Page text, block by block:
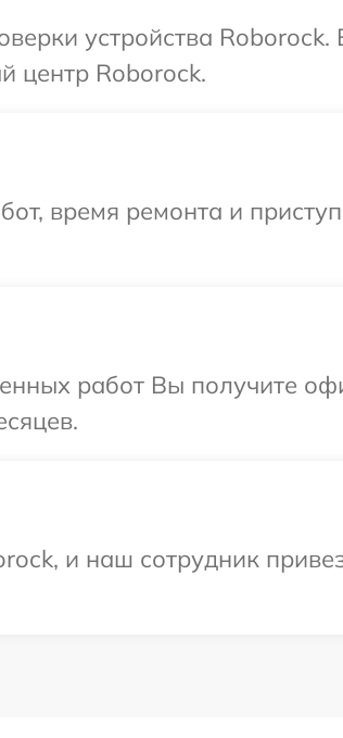
устройства
центр Roborock.
время ремонта и
работ Вы получите
и наш сотрудник